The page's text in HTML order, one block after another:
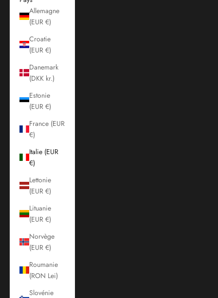
Allemagne
(EUR €)
Croatie
(EUR €)
Danemark
(DKK kr.)
Estonie
(EUR €)
France (EUR
€)
Italie (EUR
€)
Lettonie
(EUR €)
Lituanie
(EUR €)
Norvège
(EUR €)
Roumanie
(RON Lei)
Slovénie